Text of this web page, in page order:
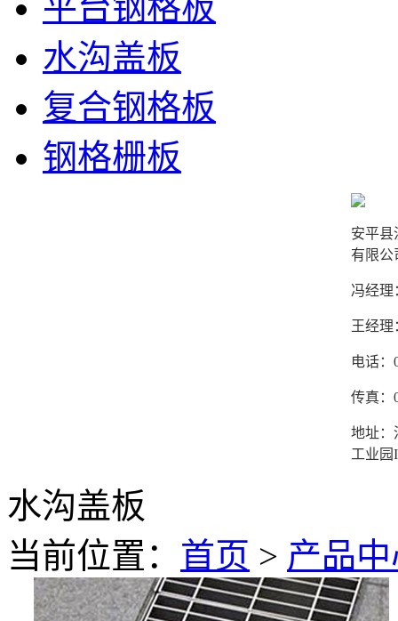
平台钢格板
水沟盖板
复合钢格板
钢格栅板
安平县
有限公
冯经理
王经理
电话：
传真：
地址：
工业园
水沟盖板
当前位置： 首页 > 产品